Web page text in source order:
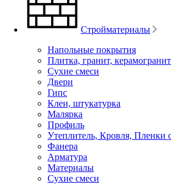
Стройматериалы
Напольные покрытия
Плитка, гранит, керамогранит
Сухие смеси
Двери
Гипс
Клеи, штукатурка
Малярка
Профиль
Утеплитель, Кровля, Пленки
Фанера
Арматура
Материалы
Сухие смеси